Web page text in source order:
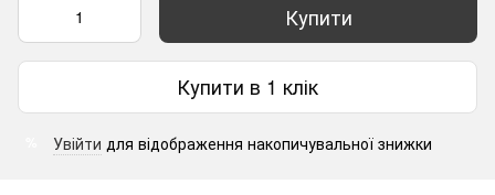
Купити
Купити в 1 клік
Увійти для відображення накопичувальної знижки